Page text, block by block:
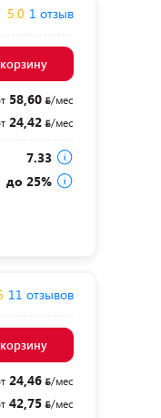
5.0 1 отзыв
58,60
/мес
24,42 /мес
7.33
до 25%
11 отзывов
24,46
/мес
42,75 /мес